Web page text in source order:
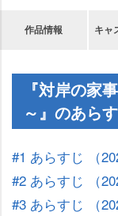
作品情報 キャ
『対岸の家
～』のあら
#1 あらすじ （
#2 あらすじ （
#3 あらすじ （